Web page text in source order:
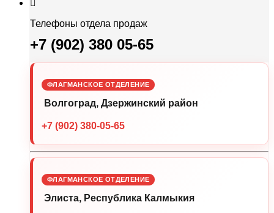
Телефоны отдела продаж
+7 (902) 380 05-65
ФЛАГМАНСКОЕ ОТДЕЛЕНИЕ
Волгоград, Дзержинский район
+7 (902) 380-05-65
ФЛАГМАНСКОЕ ОТДЕЛЕНИЕ
Элиста, Республика Калмыкия